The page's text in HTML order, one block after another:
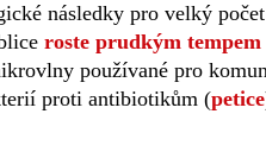
následky pro velký
roste prudkým
používané pro
proti antibiotikům (petice